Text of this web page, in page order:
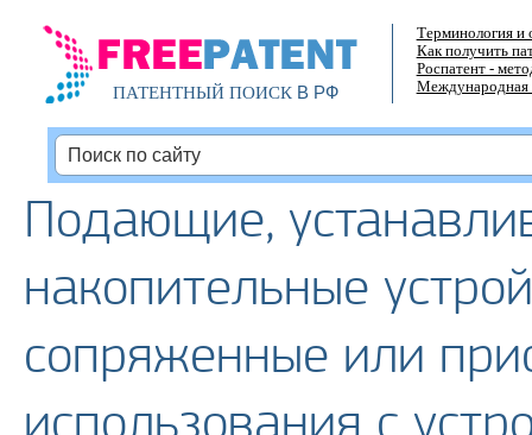
ПАТЕНТНЫЙ ПОИСКВ РФ
Терминология и
Как получить
Роспатент -
Международная
Подающие,
накопительные
сопряженные или
использования с